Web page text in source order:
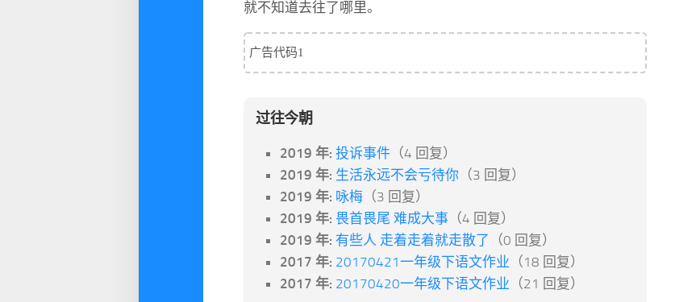
就不知道去往了哪里。
广告代码1
过往今朝
2019 年: 投诉事件 （4 回复）
2019 年: 生活永远不会亏待你 （3 回复）
2019 年: 咏梅 （3 回复）
2019 年: 畏首畏尾 难成大事 （4 回复）
2019 年: 有些人 走着走着就走散了 （0 回复）
2017 年: 20170421一年级下语文作业 （18 回复）
2017 年: 20170420一年级下语文作业 （21 回复）